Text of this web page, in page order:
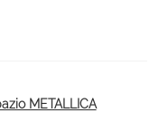
METALLICA